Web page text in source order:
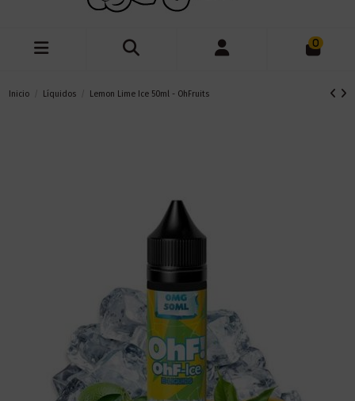
0
Inicio Líquidos Lemon Lime Ice 50ml - OhFruits